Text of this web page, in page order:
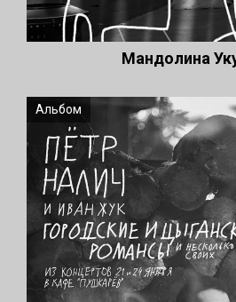
Мандолина
Альбом